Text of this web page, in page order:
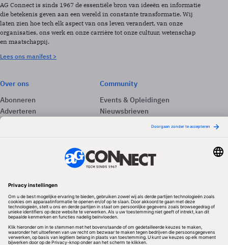
AG Connect is sinds 1967 de essentiële bron van ideeën en informatie
die betekenis geven aan een wereld in constante transformatie. Wij
laten zien hoe tech elk aspect van ons leven verandert, van onze
organisaties, ons werk en onze carrière tot onze cultuur, wetenschap
en maatschappij.
Lees ons manifest >
Over ons
Abonneren
Adverteren
Contact
Community
Events & Opleidingen
Nieuwsbrieven
Redactionele partner